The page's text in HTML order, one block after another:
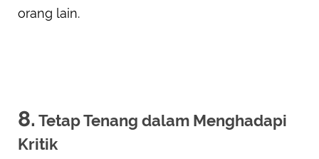
orang lain.
8. Tetap Tenang dalam Menghadapi
Kritik